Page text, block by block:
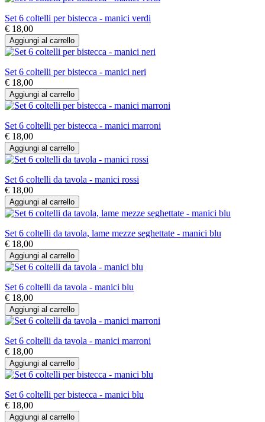
Set 6 coltelli per bistecca - manici verdi
€ 18,00
Aggiungi al carrello
Set 6 coltelli per bistecca - manici neri
€ 18,00
Aggiungi al carrello
Set 6 coltelli per bistecca - manici marroni
€ 18,00
Aggiungi al carrello
Set 6 coltelli da tavola - manici rossi
€ 18,00
Aggiungi al carrello
Set 6 coltelli da tavola, lame mezze seghettate - manici blu
€ 18,00
Aggiungi al carrello
Set 6 coltelli da tavola - manici blu
€ 18,00
Aggiungi al carrello
Set 6 coltelli da tavola - manici marroni
€ 18,00
Aggiungi al carrello
Set 6 coltelli per bistecca - manici blu
€ 18,00
Aggiungi al carrello